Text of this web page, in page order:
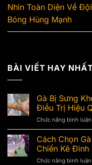
Nhìn Toàn Diện Về Đội
Bóng Hùng Mạnh
BÀI VIẾT HAY
Gà Bị Sưng
Điều Trị Hiệu
Chức năng bình
Cách Chọn
Chiến Kê Đỉnh
Chức năng bình